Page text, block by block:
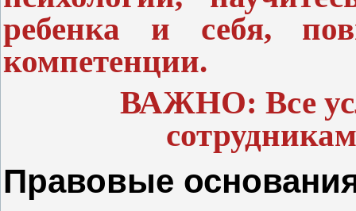
ребенка и себя,
компетенции.
ВАЖНО: Все
Правовые